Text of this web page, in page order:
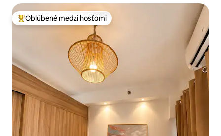
Najobľúbenejšie medzi hosťami
Obľúbené medzi hosťami